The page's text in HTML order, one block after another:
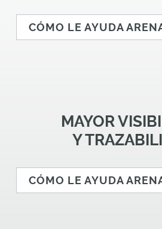
CÓMO LE AYUDA
MAYOR
Y
CÓMO LE AYUDA